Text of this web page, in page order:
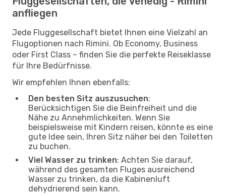
anfliegen
Jede Fluggesellschaft bietet Ihnen eine Vielzahl an
Flugoptionen nach Rimini. Ob Economy, Business
oder First Class – finden Sie die perfekte Reiseklasse
für Ihre Bedürfnisse.
Wir empfehlen Ihnen ebenfalls:
Den besten Sitz auszusuchen:
Berücksichtigen Sie die Beinfreiheit und die
Nähe zu Annehmlichkeiten. Wenn Sie
beispielsweise mit Kindern reisen, könnte es eine
gute Idee sein, Ihren Sitz näher bei den Toiletten
zu buchen.
Viel Wasser zu trinken: Achten Sie darauf,
während des gesamten Fluges ausreichend
Wasser zu trinken, da die Kabinenluft
dehydrierend sein kann.